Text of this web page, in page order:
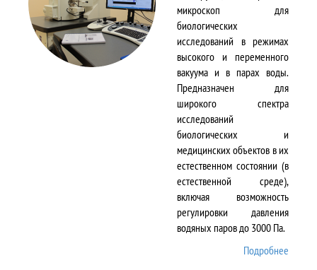
микроскоп для
биологических
исследований в режимах
высокого и переменного
вакуума и в парах воды.
Предназначен для
широкого спектра
исследований
биологических и
медицинских объектов в их
естественном состоянии (в
естественной среде),
включая возможность
регулировки давления
водяных паров до 3000 Па.
Подробнее